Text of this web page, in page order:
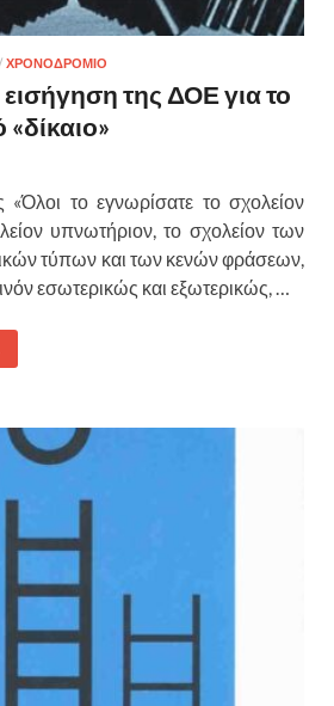
/ ΧΡΟΝΟΔΡΟΜΙΟ
της ΔΟΕ για το
το εγνωρίσατε το σχολείον
υπνωτήριον, το σχολείον των
τύπων και των κενών φράσεων,
εσωτερικώς και εξωτερικώς, …